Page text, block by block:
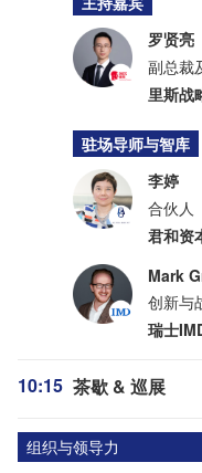
罗贤亮
副总裁
里斯战
驻场导师与智库
李婷
合伙人
君和资
Mark
创新与
瑞士
10:15 茶歇 & 巡展
组织与领导力